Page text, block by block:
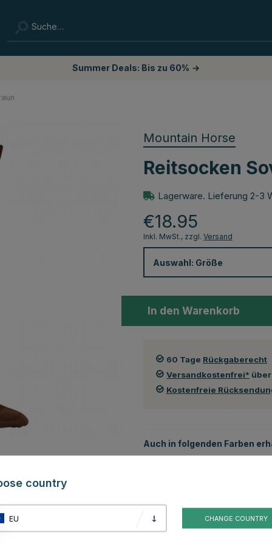
Summer Deals: Bis zu 60% →
Mountain Horse
Reitsocken
Lagerware. Lieferung 2-3
€18.95
Inkl. MwSt., zzgl. Versand
Auswahl: Größe
In den Warenkorb
60 Tage Rückgaberecht
Versandkostenfrei* über
Kostenfreie
Auch in folgenden Farben
country
EU CHANGE COUNTRY